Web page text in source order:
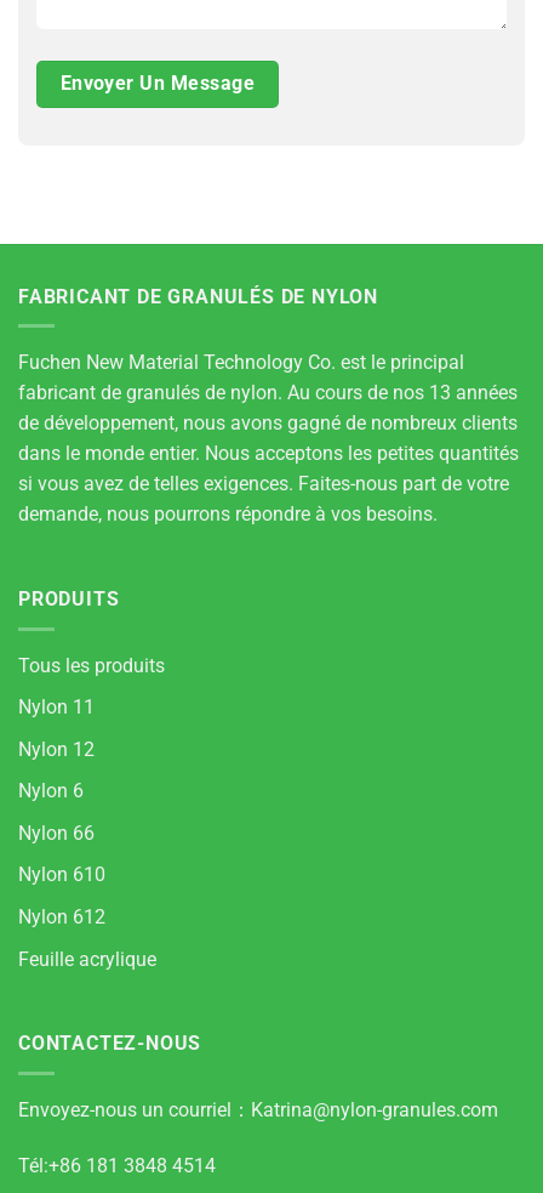
FABRICANT DE GRANULÉS DE NYLON
Fuchen New Material Technology Co. est le principal
fabricant de granulés de nylon. Au cours de nos 13 années
de développement, nous avons gagné de nombreux clients
dans le monde entier. Nous acceptons les petites quantités
si vous avez de telles exigences. Faites-nous part de votre
demande, nous pourrons répondre à vos besoins.
PRODUITS
Tous les produits
Nylon 11
Nylon 12
Nylon 6
Nylon 66
Nylon 610
Nylon 612
Feuille acrylique
CONTACTEZ-NOUS
Envoyez-nous un courriel： Katrina@nylon-granules.com
Tél:+86 181 3848 4514